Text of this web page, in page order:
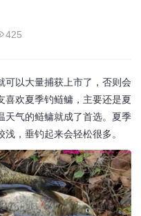
425
可以大量捕获上市了，否则会
喜欢夏季钓鲢鳙，主要还是夏
天气的鲢鳙就成了首选。夏季
，垂钓起来会轻松很多。